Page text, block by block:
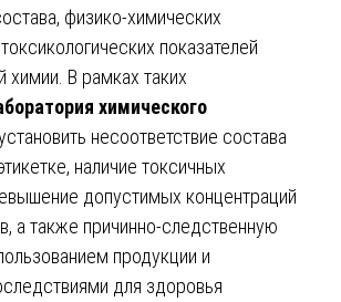
физико-химических
показателей
химии. В рамках таких
химического
несоответствие состава
наличие токсичных
допустимых концентраций
а также причинно-следственную
продукции и
для здоровья